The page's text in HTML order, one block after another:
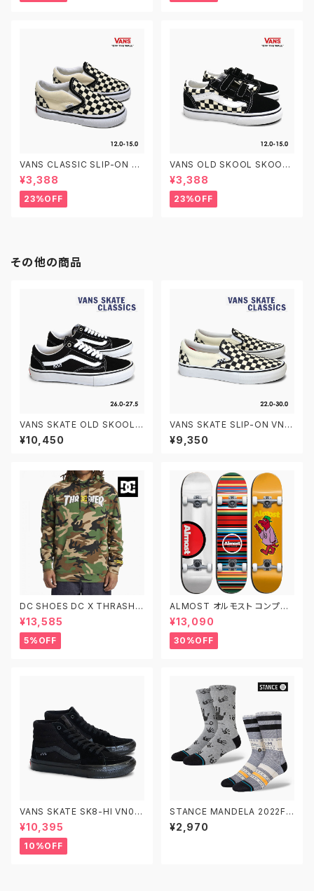
VANS CLASSIC SLIP-ON T
VN000EX8BWW CHECKER
BOARD 12.0-15.0 ヴァンズ ク
ラシック スリッポン ベビーシュ
ーズ
¥3,388
23%OFF
VANS OLD SKOOL SKOOL
V TD VN0A38JNP0S PRIM
ARY CHECK BLACK/WHITE
12.0-15.0 ヴァンズ オールドス
クール ベルクロ ベビーシューズ
¥3,388
23%OFF
その他の商品
VANS SKATE OLD SKOOL V
N0A5FCBY28 26.0-27.5 ヴ
ァンズ スケートオールドスクー
¥10,450
VANS SKATE SLIP-ON VN0
A5FCAAUH 22.0-30.0 ヴァ
ンズ スケートスリッポン
¥9,350
DC SHOES DC X THRASHE
R PH ディーシーシューズ スラッ
シャー プルオーバーフーディ ス
ウェットパーカー DPO233002
XCGK
¥13,585
5%OFF
ALMOST オルモスト コンプリ
ート デッキ スケートボード スケ
ボー 7.625インチ 7.75インチ
7.875インチ 子供用 キッズ
¥13,090
30%OFF
VANS SKATE SK8-HI VN0A
5FCCBKA 26.0-29.0 ヴァン
ズ スケートスケートハイ
¥10,395
10%OFF
STANCE MANDELA 2022FA
LL スタンスソックス ネルソン・
マンデラ ソックス 靴下
¥2,970